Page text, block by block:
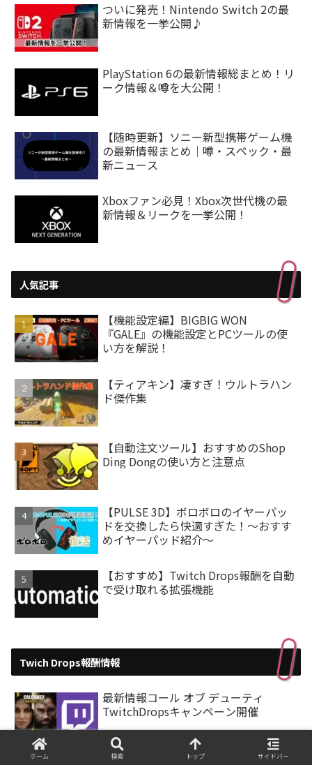
ついに発売！Nintendo Switch 2の最
新情報を一挙公開♪
PlayStation 6の最新情報総まとめ！リ
ーク情報＆噂を大公開！
【随時更新】ソニー新型携帯ゲーム機
の最新情報まとめ｜噂・スペック・最
新ニュース
Xboxファン必見！Xbox次世代機の最
新情報＆リークを一挙公開！
人気記事
【機能設定編】BIGBIG WON
『GALE』の機能設定とPCツールの使
い方を解説！
【ティアキン】凄すぎ！ウルトラハン
ド傑作集
【自動注文ツール】おすすめのShop
Ding Dongの使い方と注意点
【PULSE 3D】ボロボロのイヤーパッ
ドを交換したら快適すぎた！～おすす
めイヤーパッド紹介～
【おすすめ】Twitch Drops報酬を自動
で受け取れる拡張機能
Twich Drops報酬情報
最新情報コール オブ デューティ
TwitchDropsキャンペーン開催
最新！！フォートナイトの
ホーム 検索 トップ サイドバー